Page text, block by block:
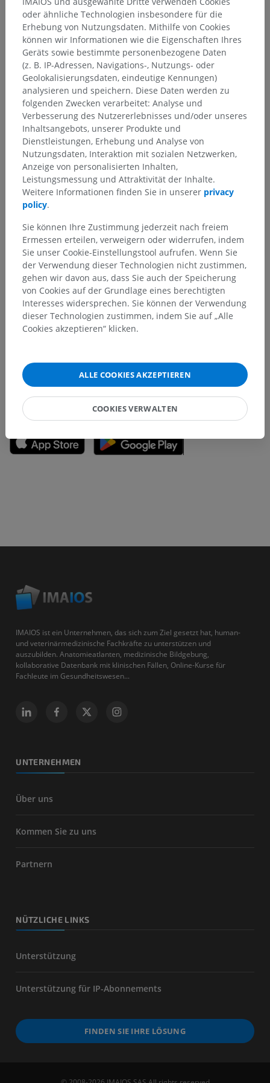
Anatomische Hierarchie
Anatomie des Menschen 2
Menschlicher Körper> Integrierende Systeme
Nervensystem> Zentralnervensystem> Gehirn>
Großhirn> Zwischenhirn > Hypothalamus
Periventrikuläre Hypothalamus-Zone
Darunterliegende Strukturen:Für dieses anatomische
Teil gibt es keine zugehörigen Strukturen
Übersetzungen
Sie haben einen Fehler gefunden?
Sie können gerne eine Berichtigung, Übersetzung oder
inhaltliche Verbesserung vorschlagen.
Ein Problem melden
HOLE SIE SICH DIE APP
IMAIOS ist ein Unternehmen, das sich zum Ziel gesetzt hat, human-
und veterinärmedizinische Fachkräfte zu unterstützen und
auszubilden. Anatomieatlanten, medizinische Bildgebung,
kollaborative Datenbank mit klinischen Fällen, Online-Kurse für
Fachleute im Gesundheitswesen...
UNTERNEHMEN
Über uns
Kommen Sie zu uns
Partnern
NÜTZLICHE LINKS
Unterstützung
Unterstützung für IP-Abonnements
FINDEN SIE IHRE LÖSUNG
oder ähnliche Technologien insbesondere für die
Erhebung von Nutzungsdaten. Mithilfe von Cookies
können wir Informationen wie die Eigenschaften Ihres
Geräts sowie bestimmte personenbezogene Daten
(z. B. IP-Adressen, Navigations-, Nutzungs- oder
Geolokalisierungsdaten, eindeutige Kennungen)
analysieren und speichern. Diese Daten werden zu
folgenden Zwecken verarbeitet: Analyse und
Verbesserung des Nutzererlebnisses und/oder unseres
Inhaltsangebots, unserer Produkte und
Dienstleistungen, Erhebung und Analyse von
Nutzungsdaten, Interaktion mit sozialen Netzwerken,
Anzeige von personalisierten Inhalten,
Leistungsmessung und Attraktivität der Inhalte.
Weitere Informationen finden Sie in unserer privacy
policy.
Sie können Ihre Zustimmung jederzeit nach freiem
Ermessen erteilen, verweigern oder widerrufen, indem
Sie unser Cookie-Einstellungstool aufrufen. Wenn Sie
der Verwendung dieser Technologien nicht zustimmen,
gehen wir davon aus, dass Sie auch der Speicherung
von Cookies auf der Grundlage eines berechtigten
Interesses widersprechen. Sie können der Verwendung
dieser Technologien zustimmen, indem Sie auf „Alle
Cookies akzeptieren“ klicken.
ALLE COOKIES AKZEPTIEREN
COOKIES VERWALTEN